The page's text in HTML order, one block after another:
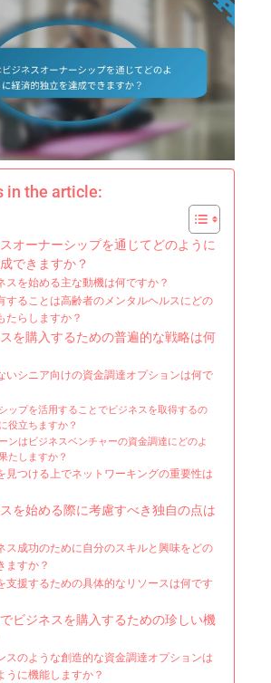
in the article:
オーナーシップを通じてどのように
できますか？
スを始める主な動機は何ですか？
することは高齢者のメンタルヘルスにどの
たらしますか？
を購入するための普遍的な戦略は何
いシニア向けの資金調達オプションは何で
ップを活用することでビジネスを取得するの
役立ちますか？
ンはビジネスベンチャーの資金調達にどのよ
たしますか？
見つける上でネットワーキングの重要性は
を始める際に考慮すべき独自の点は
ス成功のために自分のスキルと興味をどの
ますか？
支援するための具体的なリソースは何です
ビジネスを購入するための珍しい機
スのような創造的な資金調達オプションは
うに機能しますか？